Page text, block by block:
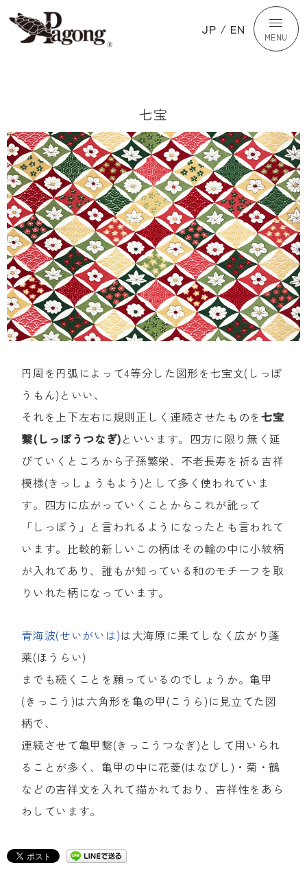
JP / EN MENU
七宝
円周を円弧によって4等分した図形を七宝文(しっぽ
うもん)といい、
それを上下左右に規則正しく連続させたものを七宝
繋(しっぽうつなぎ)といいます。四方に限り無く延
びていくところから子孫繁栄、不老長寿を祈る吉祥
模様(きっしょうもよう)として多く使われていま
す。四方に広がっていくことからこれが訛って
「しっぽう」と言われるようになったとも言われて
います。比較的新しいこの柄はその輪の中に小紋柄
が入れてあり、誰もが知っている和のモチーフを取
りいれた柄になっています。
青海波(せいがいは)は大海原に果てしなく広がり蓬
莱(ほうらい)
までも続くことを願っているのでしょうか。亀甲
(きっこう)は六角形を亀の甲(こうら)に見立てた図
柄で、
連続させて亀甲繋(きっこうつなぎ)として用いられ
ることが多く、亀甲の中に花菱(はなびし)・菊・鶴
などの吉祥文を入れて描かれており、吉祥性をあら
わしています。